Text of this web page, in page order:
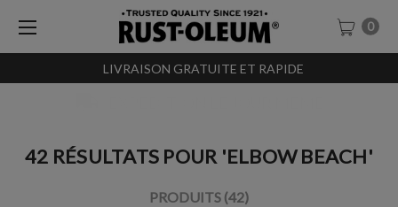
LIVRAISON GRATUITE ET RAPIDE
0
42 RÉSULTATS POUR 'ELBOW BEACH'
PRODUITS (42)